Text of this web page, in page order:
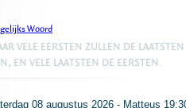
Woord
08 augustus 2026 - Matteus
VELE EERSTEN ZULLEN DE LAATSTEN
EN VELE LAATSTEN DE EERSTEN.